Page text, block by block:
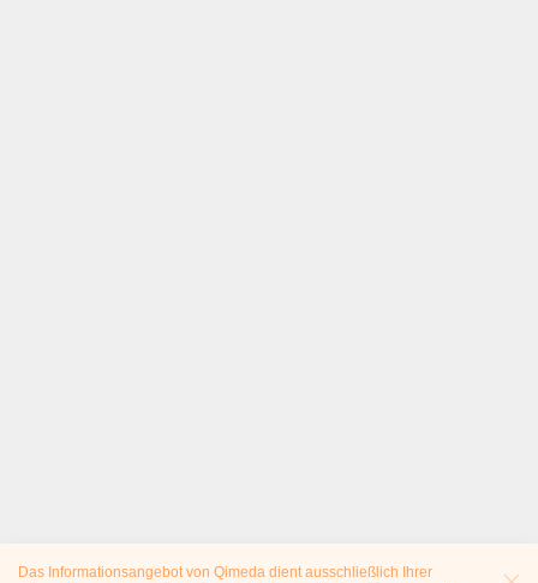
Das Informationsangebot von Qimeda dient ausschließlich Ihrer